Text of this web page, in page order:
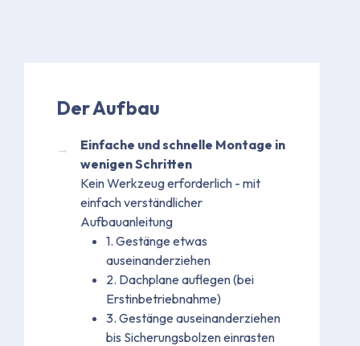
Der Aufbau
Einfache und schnelle Montage in
wenigen Schritten
Kein Werkzeug erforderlich - mit
einfach verständlicher
Aufbauanleitung
1. Gestänge etwas
auseinanderziehen
2. Dachplane auflegen (bei
Erstinbetriebnahme)
3. Gestänge auseinanderziehen
bis Sicherungsbolzen einrasten